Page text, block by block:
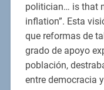
politician… is that
inflation”. Esta
que reformas de
grado de apoyo
población,
entre democracia